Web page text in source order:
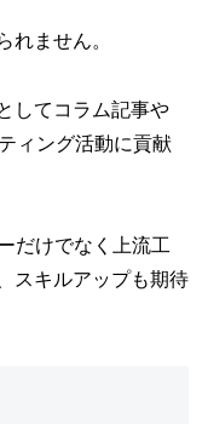
れません。
してコラム記事や
ィング活動に貢献
だけでなく上流工
スキルアップも期待